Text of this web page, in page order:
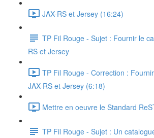
JAX-RS et Jersey (16:24)
TP Fil Rouge - Sujet : Fournir le
RS et Jersey
TP Fil Rouge - Correction :
JAX-RS et Jersey (6:18)
Mettre en oeuvre le Standard
TP Fil Rouge - Sujet : Un